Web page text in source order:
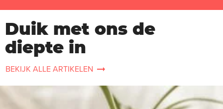
Duik met ons de
diepte in
BEKIJK ALLE ARTIKELEN